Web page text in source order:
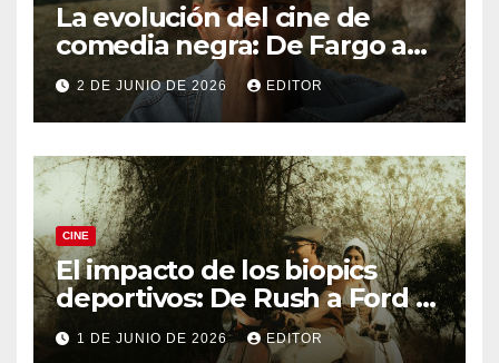
La evolución del cine de
comedia negra: De Fargo a
Knives Out
2 DE JUNIO DE 2026 EDITOR
CINE
El impacto de los biopics
deportivos: De Rush a Ford v
Ferrari
1 DE JUNIO DE 2026 EDITOR